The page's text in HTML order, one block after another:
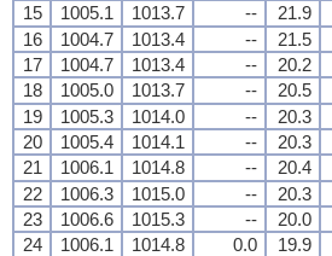
15
1005.1 1013.7 -- 21.9
16
1004.7 1013.4 -- 21.5
17
1004.7 1013.4 -- 20.2
18
1005.0 1013.7 -- 20.5
19
1005.3 1014.0 -- 20.3
20
1005.4 1014.1 -- 20.3
21
1006.1 1014.8 -- 20.4
22
1006.3 1015.0 -- 20.3
23
1006.6 1015.3 -- 20.0
24
1006.1 1014.8 0.0 19.9